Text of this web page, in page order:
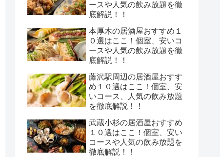
ースや人気の飲み放題を徹
底解説！！
本厚木の居酒屋おすすめ１
０選はここ！個室、安いコ
ースや人気の飲み放題を徹
底解説！！
藤沢駅周辺の居酒屋おすす
め１０選はここ！個室、安
いコース、人気の飲み放題
を徹底解説！！
武蔵小杉の居酒屋おすすめ
１０選はここ！個室、安い
コースや人気の飲み放題を
徹底解説！！